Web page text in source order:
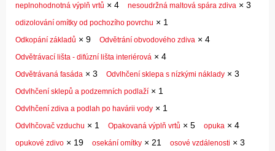
neplnohodnotná výplň vrtů × 4 nesoudržná maltová spára zdiva × 3
odizolování omítky od pochozího povrchu × 1
Odkopání základů × 9 Odvětrání obvodového zdiva × 4
Odvětrávací lišta - difúzní lišta interiérová × 4
Odvětrávaná fasáda × 3 Odvlhčení sklepa s nízkými náklady × 3
Odvlhčení sklepů a podzemních podlaží × 1
Odvlhčení zdiva a podlah po havárii vody × 1
Odvlhčovač vzduchu × 1 Opakovaná výplň vrtů × 5 opuka × 4
opukové zdivo × 19 osekání omítky × 21 osové vzdálenosti × 3